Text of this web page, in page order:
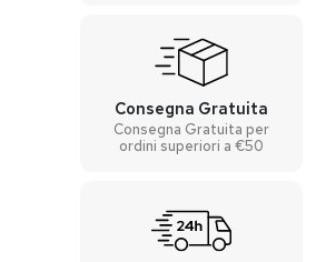
Consegna Gratuita
Consegna Gratuita per
ordini superiori a €50